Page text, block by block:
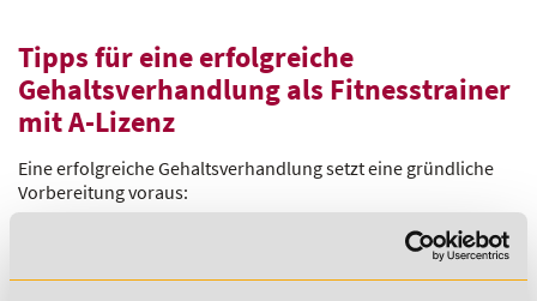
Tipps für eine erfolgreiche
Gehaltsverhandlung als Fitnesstrainer
mit A-Lizenz
Eine erfolgreiche Gehaltsverhandlung setzt eine gründliche
Vorbereitung voraus:
Erfolgeund die
für das Studio oder den Arbeitgeber
klar hervorheben.